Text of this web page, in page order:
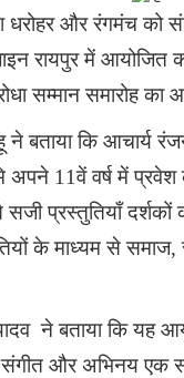
धरोहर और रंगमंच को
रायपुर में आयोजित
सम्मान समारोह का
बताया कि आचार्य
11वें वर्ष में प्रवेश
सजी प्रस्तुतियाँ
के माध्यम से समाज,
ने बताया कि यह
संगीत और अभिनय एक